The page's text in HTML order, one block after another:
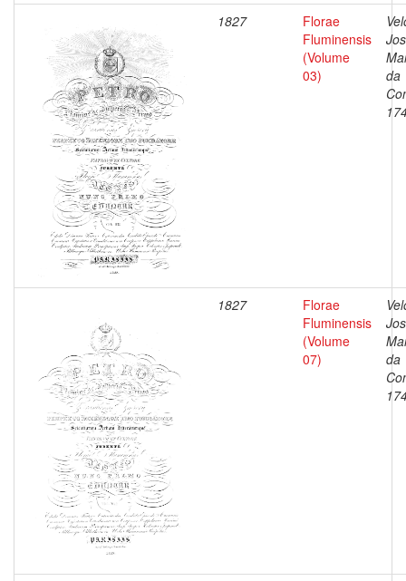
1827
Florae
Fluminensis
(Volume
03)
da
1827
Florae
Fluminensis
(Volume
07)
da